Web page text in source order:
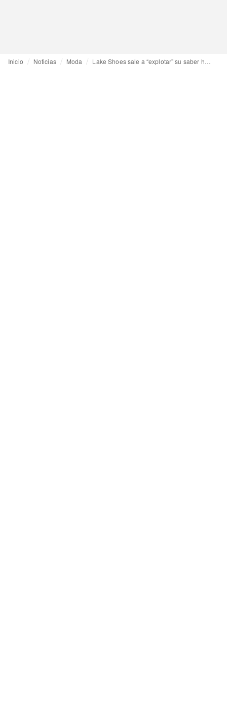
Inicio Noticias Moda